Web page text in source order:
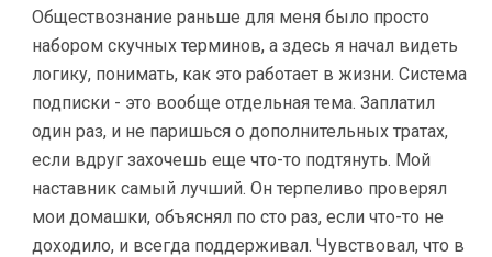
Обществознание раньше для меня было просто
набором скучных терминов, а здесь я начал видеть
логику, понимать, как это работает в жизни. Система
подписки - это вообще отдельная тема. Заплатил
один раз, и не паришься о дополнительных тратах,
если вдруг захочешь еще что-то подтянуть. Мой
наставник самый лучший. Он терпеливо проверял
мои домашки, объяснял по сто раз, если что-то не
доходило, и всегда поддерживал. Чувствовал, что в